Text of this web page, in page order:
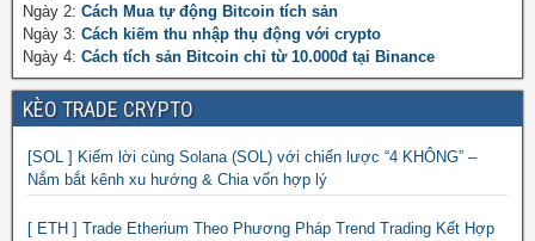
Ngày 2: Cách Mua tự động Bitcoin tích sản
Ngày 3: Cách kiếm thu nhập thụ động với crypto
Ngày 4: Cách tích sản Bitcoin chỉ từ 10.000đ tại Binance
KÈO TRADE CRYPTO
[SOL ] Kiếm lời cùng Solana (SOL) với chiến lược “4 KHÔNG” –
Nắm bắt kênh xu hướng & Chia vốn hợp lý
[ ETH ] Trade Etherium Theo Phương Pháp Trend Trading Kết Hợp